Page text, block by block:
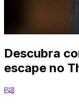
Descubra
escape no